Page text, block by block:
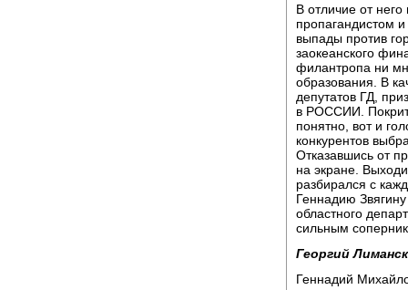
В отличие от
пропагандистом
выпады против
заокеанского
филантропа ни
образования. В
депутатов ГД,
в РОССИИ.
понятно, вот и
конкурентов
Отказавшись от
на экране.
разбирался с
Геннадию
областного
сильным
Георгий
Геннадий